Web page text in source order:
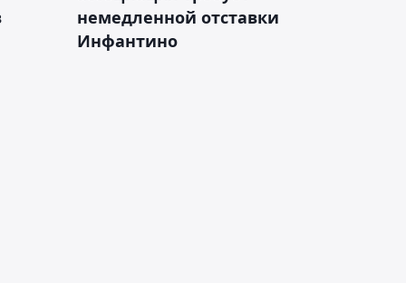
немедленной отставки
Инфантино